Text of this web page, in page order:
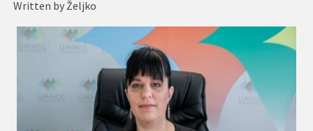
Written by Željko